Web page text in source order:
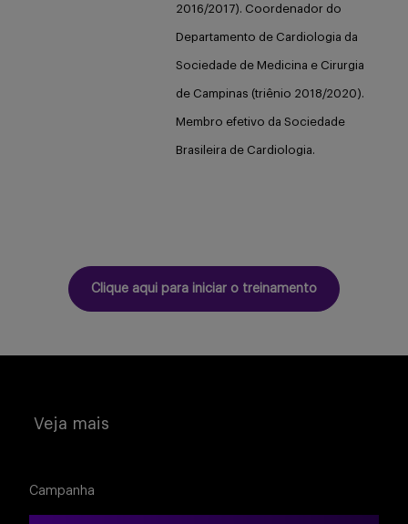
2016/2017). Coordenador do
Departamento de Cardiologia da
Sociedade de Medicina e Cirurgia
de Campinas (triênio 2018/2020).
Membro efetivo da Sociedade
Brasileira de Cardiologia.
Clique aqui para iniciar o treinamento
Veja mais
Campanha